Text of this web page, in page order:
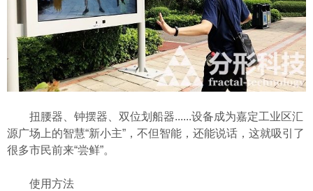
扭腰器、钟摆器、双位划船器......设备成为嘉定工业区汇
源广场上的智慧“新小主”，不但智能，还能说话，这就吸引了
很多市民前来“尝鲜”。
使用方法